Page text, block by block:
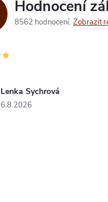
Hodnocení
8562 hodnocení Zobrazit
Lenka Sychrová
6.8.2026